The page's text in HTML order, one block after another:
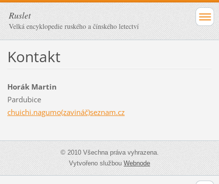
Ruslet
Velká encyklopedie ruského a čínského letectví
Kontakt
Horák Martin
Pardubice
chuichi.nagumo(zavináč)seznam.cz
© 2010 Všechna práva vyhrazena.
Vytvořeno službouWebnode